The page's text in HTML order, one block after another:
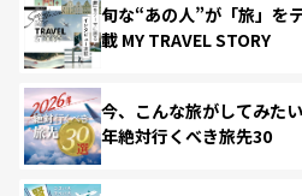
旬な“あの人”が「旅」を
載 MY TRAVEL STORY
今、こんな旅がしてみた
年絶対行くべき旅先30